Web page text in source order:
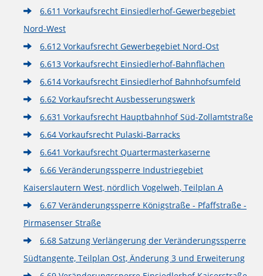
6.611 Vorkaufsrecht Einsiedlerhof-Gewerbegebiet
Nord-West
6.612 Vorkaufsrecht Gewerbegebiet Nord-Ost
6.613 Vorkaufsrecht Einsiedlerhof-Bahnflächen
6.614 Vorkaufsrecht Einsiedlerhof Bahnhofsumfeld
6.62 Vorkaufsrecht Ausbesserungswerk
6.631 Vorkaufsrecht Hauptbahnhof Süd-Zollamtstraße
6.64 Vorkaufsrecht Pulaski-Barracks
6.641 Vorkaufsrecht Quartermasterkaserne
6.66 Veränderungssperre Industriegebiet
Kaiserslautern West, nördlich Vogelweh, Teilplan A
6.67 Veränderungssperre Königstraße - Pfaffstraße -
Pirmasenser Straße
6.68 Satzung Verlängerung der Veränderungssperre
Südtangente, Teilplan Ost, Änderung 3 und Erweiterung